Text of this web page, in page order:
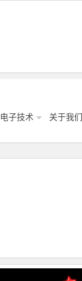
电子技术 关于我们